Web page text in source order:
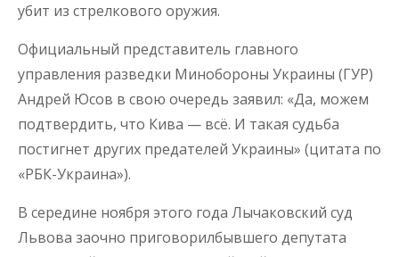
убит из стрелкового оружия.
Официальный представитель главного
управления разведки Минобороны Украины (ГУР)
Андрей Юсов в свою очередь заявил: «Да, можем
подтвердить, что Кива — всё. И такая судьба
постигнет других предателей Украины» (цитата по
«РБК-Украина»).
В середине ноября этого года Лычаковский суд
Львова заочно приговорилбывшего депутата